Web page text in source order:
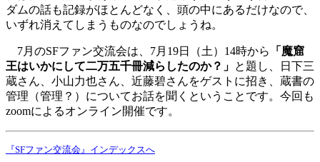
ダムの話も記録がほとんどなく、頭の中にあるだけなので、
いずれ消えてしまうものなのでしょうね。
7月のSFファン交流会は、7月19日（土）14時から
「魔窟
王はいかにして二万五千冊減らしたのか？」 と題し、日下三
蔵さん、小山力也さん、近藤碧さんをゲストに招き、蔵書の
管理（管理？）についてお話を聞くということです。今回も
zoomによるオンライン開催です。
『SFファン交流会』インデックスへ